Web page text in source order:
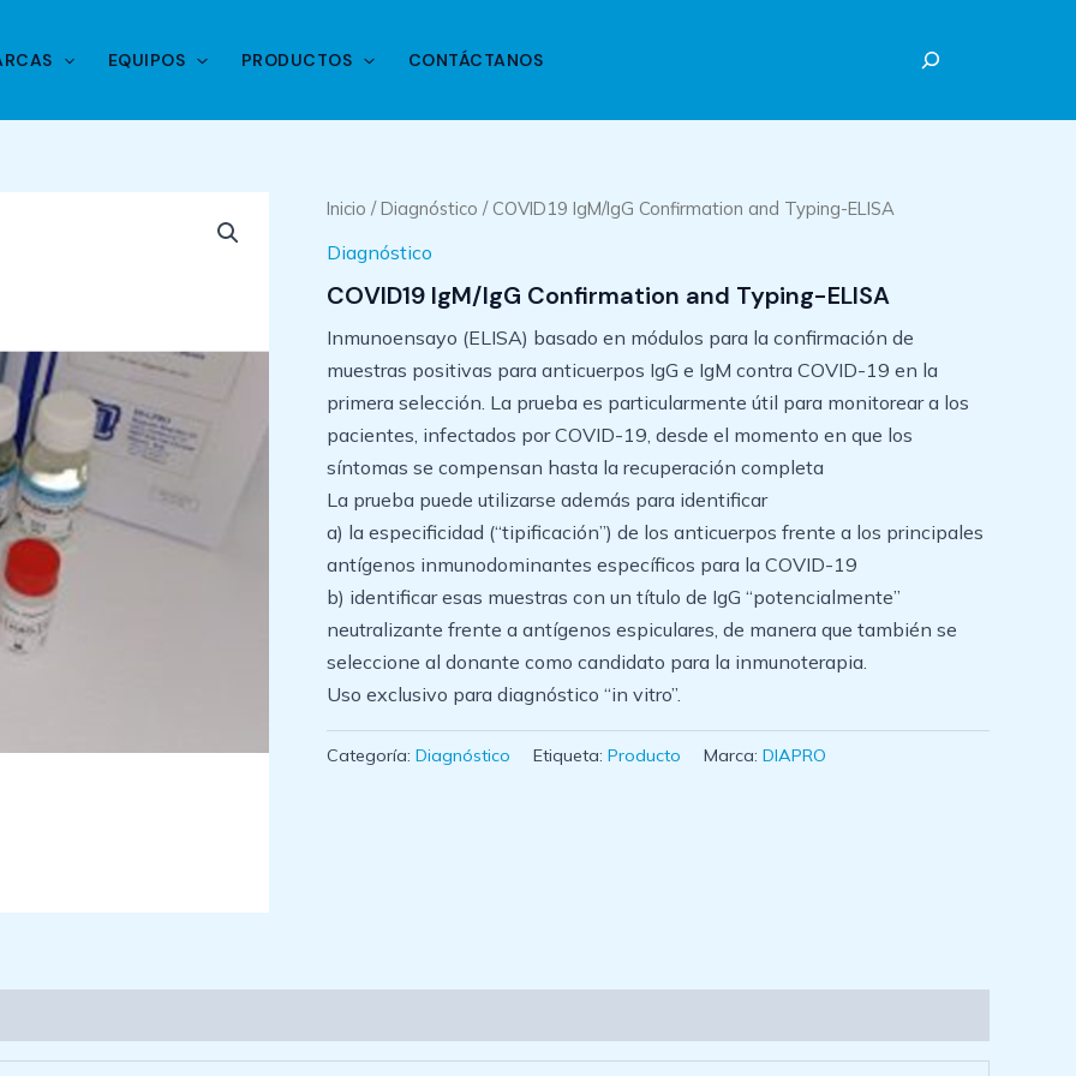
EQUIPOS PRODUCTOS CONTÁCTANOS
Inicio /Diagnóstico / COVID19 IgM/IgG Confirmation and Typing-ELISA
Diagnóstico
COVID19 IgM/IgG Confirmation and Typing-ELISA
Inmunoensayo (ELISA) basado en módulos para la confirmación de
muestras positivas para anticuerpos IgG e IgM contra COVID-19 en la
primera selección. La prueba es particularmente útil para monitorear a los
pacientes, infectados por COVID-19, desde el momento en que los
síntomas se compensan hasta la recuperación completa
La prueba puede utilizarse además para identificar
a) la especificidad (“tipificación”) de los anticuerpos frente a los principales
antígenos inmunodominantes específicos para la COVID-19
b) identificar esas muestras con un título de IgG “potencialmente”
neutralizante frente a antígenos espiculares, de manera que también se
seleccione al donante como candidato para la inmunoterapia.
Uso exclusivo para diagnóstico “in vitro”.
Categoría: Diagnóstico Etiqueta: Producto Marca: DIAPRO